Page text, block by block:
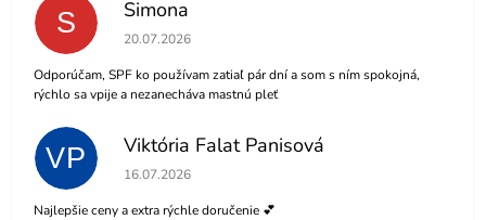
S Simona
Hodnocení obchodu je 5 z 5 hvězdiček.
20.07.2026
Odporúčam, SPF ko používam zatiaľ pár dní a som s ním spokojná,
rýchlo sa vpije a nezanecháva mastnú pleť
VP Viktória Falat Panisová
Hodnocení obchodu je 5 z 5 hvězdiček.
16.07.2026
Najlepšie ceny a extra rýchle doručenie 💕